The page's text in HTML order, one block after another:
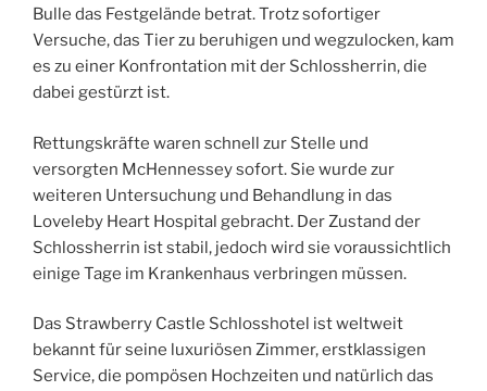
Bulle das Festgelände betrat. Trotz sofortiger
Versuche, das Tier zu beruhigen und wegzulocken, kam
es zu einer Konfrontation mit der Schlossherrin, die
dabei gestürzt ist.
Rettungskräfte waren schnell zur Stelle und
versorgten McHennessey sofort. Sie wurde zur
weiteren Untersuchung und Behandlung in das
Loveleby Heart Hospital gebracht. Der Zustand der
Schlossherrin ist stabil, jedoch wird sie voraussichtlich
einige Tage im Krankenhaus verbringen müssen.
Das Strawberry Castle Schlosshotel ist weltweit
bekannt für seine luxuriösen Zimmer, erstklassigen
Service, die pompösen Hochzeiten und natürlich das